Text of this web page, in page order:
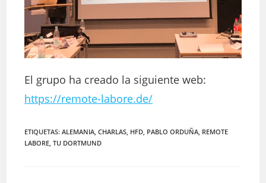
El grupo ha creado la siguiente web:
https://remote-labore.de/
ETIQUETAS:ALEMANIA, CHARLAS, HFD, PABLO ORDUÑA, REMOTE
LABORE, TU DORTMUND